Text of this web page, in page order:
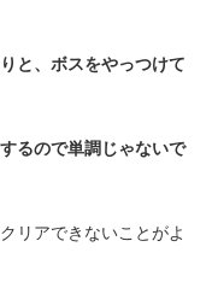
と、ボスをやっつけて
るので単調じゃないで
リアできないことがよ